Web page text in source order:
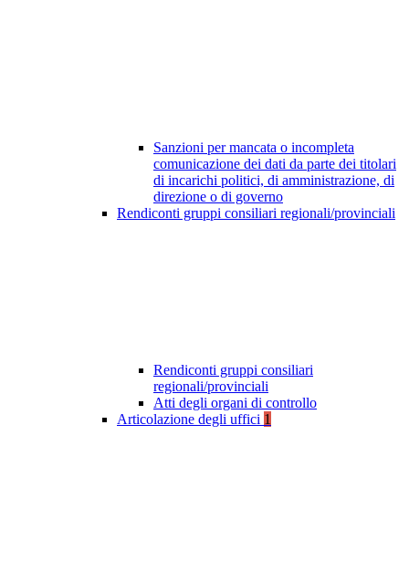
Sanzioni per mancata o incompleta
comunicazione dei dati da parte dei titolari
di incarichi politici, di amministrazione, di
direzione o di governo
Rendiconti gruppi consiliari regionali/provinciali
Rendiconti gruppi consiliari
regionali/provinciali
Atti degli organi di controllo
Articolazione degli uffici 1